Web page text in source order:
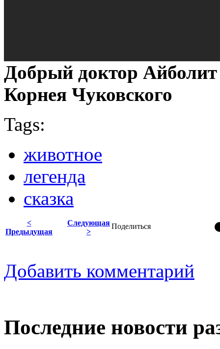
Добрый доктор
Корнея Чуковского
Tags:
животное
легенда
сказка
Поделиться
<
Предыдущая
Следующая
>
Добавить комментарий
Последние новости